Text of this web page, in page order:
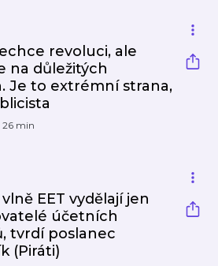
revoluci, ale
na důležitých
Je to extrémní strana,
26 min
EET vydělají jen
účetních
tvrdí poslanec
(Piráti)